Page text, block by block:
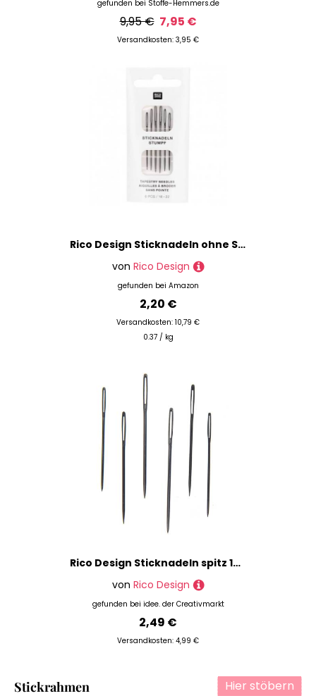
gefunden bei Stoffe-Hemmers.de
9,95 € 7,95 €
Versandkosten: 3,95 €
Rico Design Sticknadeln ohne Spitze, Stumpf, Kohlenstoffstahl, 6er Pack, Nähen, Quilten, Stickerei, Perlenstickerei, Kreuzstich, Lederverarbeitung
von Rico Design
gefunden bei Amazon
2,20 €
Versandkosten: 10,79 €
0.37 / kg
Rico Design Sticknadeln spitz 18-22 6 Stück
von Rico Design
gefunden bei idee. der Creativmarkt
2,49 €
Versandkosten: 4,99 €
Hier stöbern
Stickrahmen